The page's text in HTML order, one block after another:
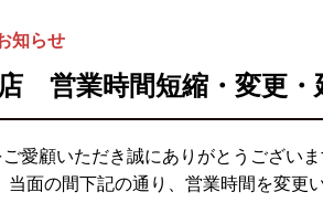
知らせ
営業時間短縮・変更・
愛顧いただき誠にありがとうござい
当面の間下記の通り、営業時間を変更